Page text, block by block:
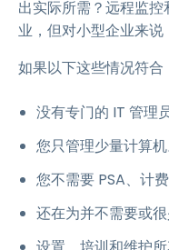
出实际所需？远程监
业，但对小型企业来说
如果以下这些情况符合
没有专门的 IT 管理
您只管理少量计算机
您不需要 PSA、计
还在为并不需要或